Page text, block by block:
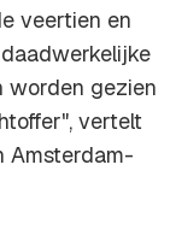
veertien en
worden gezien
vertelt
Amsterdam-